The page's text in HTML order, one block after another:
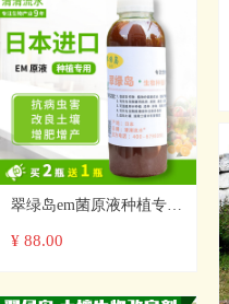
翠绿岛em菌原液种植专用
堆肥发酵生物菌肥改变土
¥ 88.00